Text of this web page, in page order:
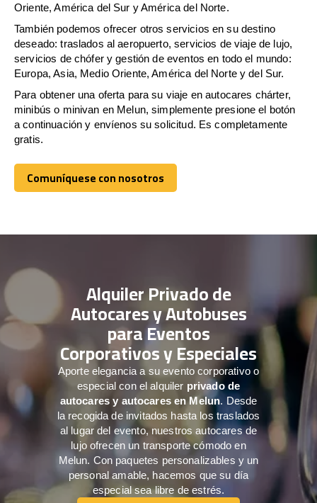
Oriente, América del Sur y América del Norte.
También podemos ofrecer otros servicios en su destino
deseado: traslados al aeropuerto, servicios de viaje de lujo,
servicios de chófer y gestión de eventos en todo el mundo:
Europa, Asia, Medio Oriente, América del Norte y del Sur.
Para obtener una oferta para su viaje en autocares chárter,
minibús o minivan en Melun, simplemente presione el botón
a continuación y envíenos su solicitud. Es completamente
gratis.
Comuníquese con nosotros
Comuníquese con nosotros
Alquiler Privado de
Autocares y Autobuses
para Eventos
Corporativos y Especiales
Aporte elegancia a su evento corporativo o
especial con el alquiler privado de
autocares y autocares en Melun. Desde
la recogida de invitados hasta los traslados
al lugar del evento, nuestros autocares de
lujo ofrecen un transporte cómodo en
Melun. Con paquetes personalizables y un
personal amable, hacemos que su día
especial sea libre de estrés.